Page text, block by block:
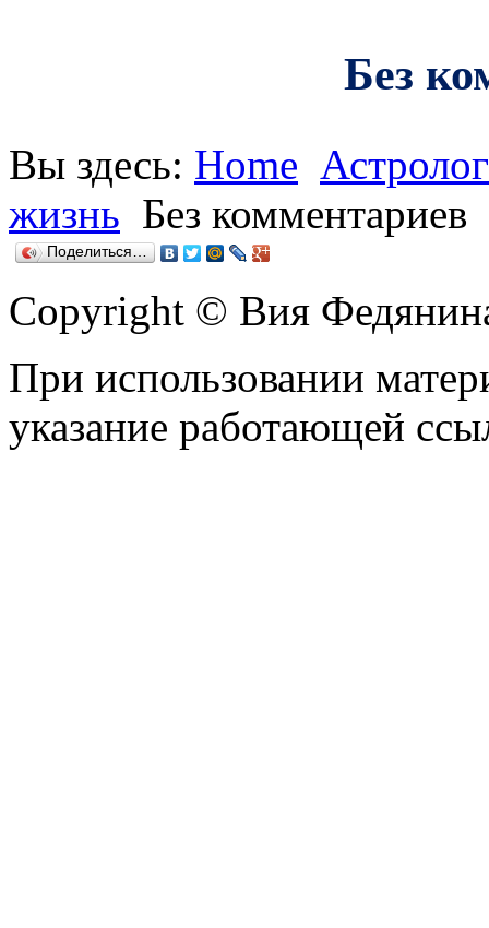
Без
Вы здесь: Home
жизнь Без комментариев
Поделиться…
Copyright © Вия
При использовании
указание работающей